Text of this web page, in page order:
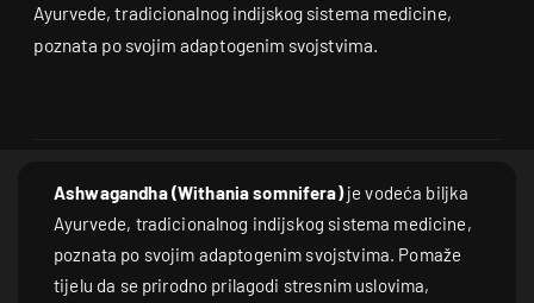
Ayurvede, tradicionalnog indijskog sistema medicine,
poznata po svojim adaptogenim svojstvima.
Ashwagandha (Withania somnifera)je vodeća biljka
Ayurvede, tradicionalnog indijskog sistema medicine,
poznata po svojim adaptogenim svojstvima. Pomaže
tijelu da se prirodno prilagodi stresnim uslovima,